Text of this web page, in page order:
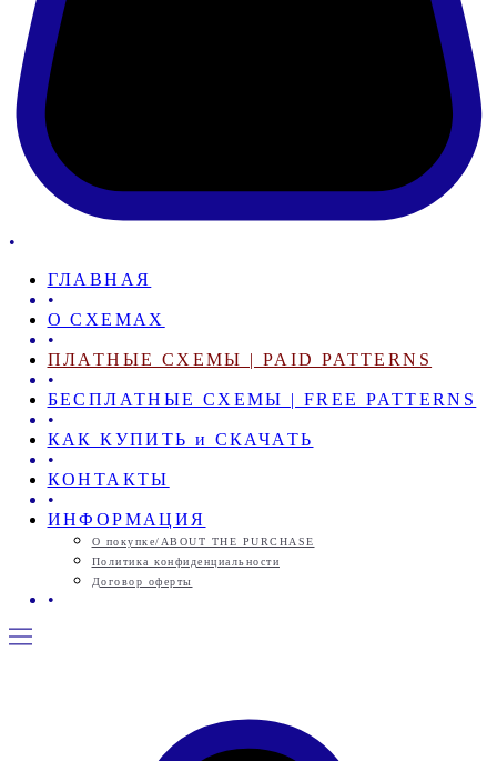
•
ГЛАВНАЯ
•
О СХЕМАХ
•
ПЛАТНЫЕ СХЕМЫ | PAID PATTERNS
•
БЕСПЛАТНЫЕ СХЕМЫ | FREE PATTERNS
•
КАК КУПИТЬ и СКАЧАТЬ
•
КОНТАКТЫ
•
ИНФОРМАЦИЯ
О покупке/ABOUT THE PURCHASE
Политика конфиденциальности
Договор оферты
•